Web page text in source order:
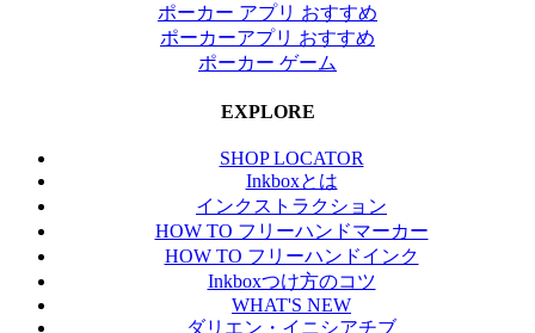
ポーカー アプリ おすすめ
ポーカーアプリ おすすめ
ポーカー ゲーム
EXPLORE
SHOP LOCATOR
Inkboxとは
インクストラクション
HOW TO フリーハンドマーカー
HOW TO フリーハンドインク
Inkboxつけ方のコツ
WHAT'S NEW
ダリエン・イニシアチブ